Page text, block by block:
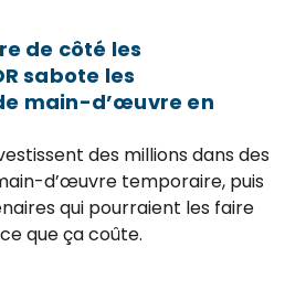
de côté les
sabote les
main-d’œuvre en
des millions dans des
d’œuvre temporaire, puis
qui pourraient les faire
que ça coûte.